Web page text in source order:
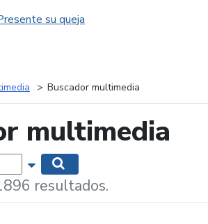
su queja
Buscador multimedia
multimedia
Mostrar opciones de búsqueda
resultados.